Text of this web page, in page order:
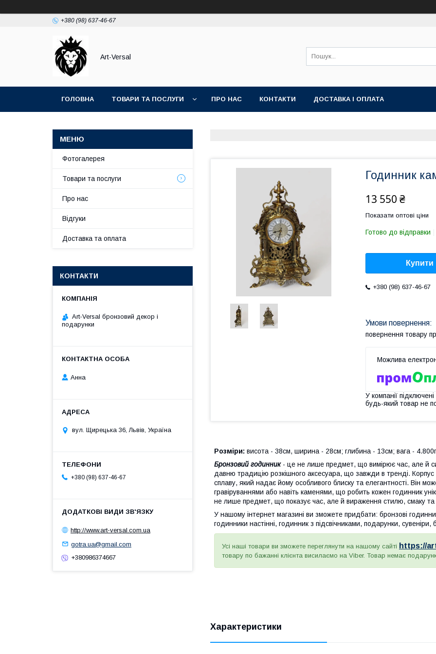
+380 (98) 637-46-67
Аrt-Versal
ГОЛОВНА ТОВАРИ ТА ПОСЛУГИ ПРО НАС КОНТАКТИ ДОСТАВКА І ОПЛАТА
Годинник
13 550 ₴
Показати оптові ціни
Готово до відправки
Купити
+380 (98) 637-46-67
повернення товару
У компанії
будь-який товар не
Розміри: висота - 38см, ширина - 28см; глибина - 13см; вага - 4.800г
Бронзовий годинник- це не лише предмет, що вимірює час, але й
давню традицію розкішного аксесуара, що завжди в тренді. Корпус
сплаву, який надає йому особливого блиску та елегантності. Він
гравіруваннями або навіть каменями, що робить кожен годинник
не лише предмет, що показує час, але й вираження стилю, смаку та
У нашому інтернет магазині ви зможете придбати: бронзові
годинники настінні, годинник з підсвічниками, подарунки,
Усі наші товари ви зможете переглянути на нашому сайті https://
товару по бажанні клієнта висилаємо на Viber. Товар немає
Характеристики
Фотогалерея
Товари та послуги
Про нас
Відгуки
Доставка та оплата
КОНТАКТИ
Art-Versal бронзовий декор і
подарунки
Анна
вул. Щирецька 36, Львів, Україна
+380 (98) 637-46-67
http://www.art-versal.com.ua
gotra.ua@gmail.com
+380986374667